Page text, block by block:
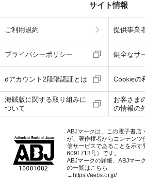
サイト情報
ご利用規約 提供事業
プライバシーポリシー 健全なサ
dアカウント2段階認証とは Cookieの
海賊版に関する取り組みに
ついて
お客さま
の情報の
ABJマークは、この電子書店
が、著作権者からコンテン
信サービスであることを示す
6091713号）です。
ABJマークの詳細、ABJマー
の一覧はこちら
→https://aebs.or.jp/